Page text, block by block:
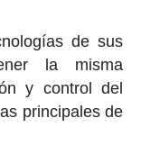
de sus
la misma
y control del
principales de